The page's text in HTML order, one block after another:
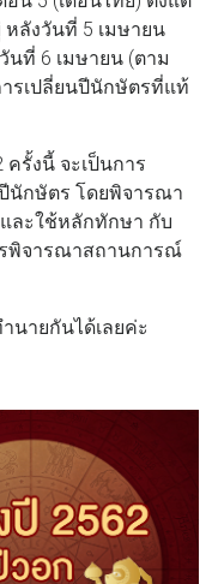
ลังวันที่ 5 เมษายน
ที่ 6 เมษายน (ตาม
รเปลี่ยนปีนักษัตรที่แท้
รั้งนี้ จะเป็นการ
นักษัตร โดยพิจารณา
ละใช้หลักทักษา กับ
พิจารณาสถานการณ์
นายกันได้เลยค่ะ